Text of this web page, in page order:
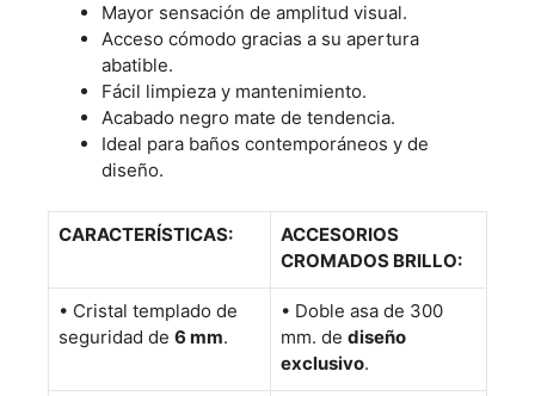
Mayor sensación de amplitud visual.
Acceso cómodo gracias a su apertura
abatible.
Fácil limpieza y mantenimiento.
Acabado negro mate de tendencia.
Ideal para baños contemporáneos y de
diseño.
CARACTERÍSTICAS:
ACCESORIOS
CROMADOS BRILLO:
• Cristal templado de
seguridad de 6 mm.
• Doble asa de 300
mm. de diseño
exclusivo.